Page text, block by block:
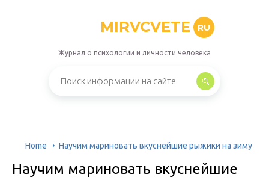
MIRVCVETE RU
Журнал о психологии и личности человека
Home Научим мариновать вкуснейшие рыжики на зиму
Научим мариновать вкуснейшие